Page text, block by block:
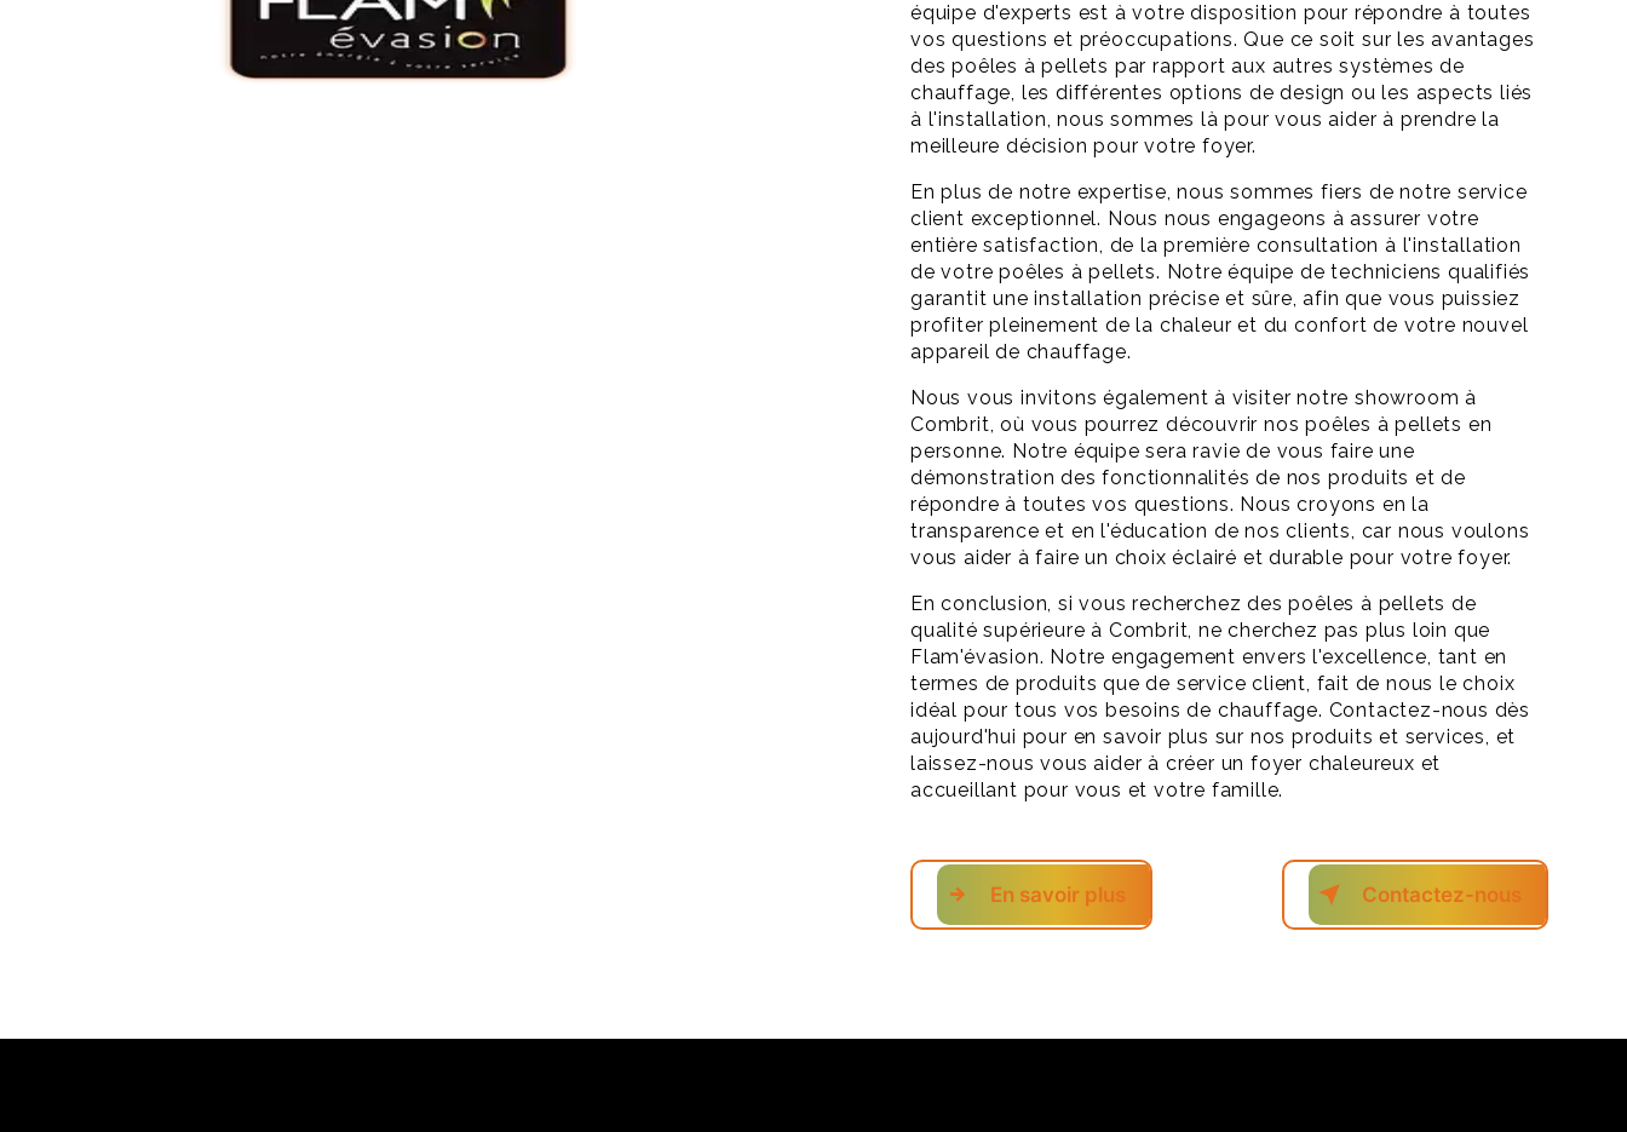
équipe d'experts est à votre disposition pour répondre à toutes
vos questions et préoccupations. Que ce soit sur les avantages
des poêles à pellets par rapport aux autres systèmes de
chauffage, les différentes options de design ou les aspects liés
à l'installation, nous sommes là pour vous aider à prendre la
meilleure décision pour votre foyer.
En plus de notre expertise, nous sommes fiers de notre service
client exceptionnel. Nous nous engageons à assurer votre
entière satisfaction, de la première consultation à l'installation
de votre poêles à pellets. Notre équipe de techniciens qualifiés
garantit une installation précise et sûre, afin que vous puissiez
profiter pleinement de la chaleur et du confort de votre nouvel
appareil de chauffage.
Nous vous invitons également à visiter notre showroom à
Combrit, où vous pourrez découvrir nos poêles à pellets en
personne. Notre équipe sera ravie de vous faire une
démonstration des fonctionnalités de nos produits et de
répondre à toutes vos questions. Nous croyons en la
transparence et en l'éducation de nos clients, car nous voulons
vous aider à faire un choix éclairé et durable pour votre foyer.
En conclusion, si vous recherchez des poêles à pellets de
qualité supérieure à Combrit, ne cherchez pas plus loin que
Flam'évasion. Notre engagement envers l'excellence, tant en
termes de produits que de service client, fait de nous le choix
idéal pour tous vos besoins de chauffage. Contactez-nous dès
aujourd'hui pour en savoir plus sur nos produits et services, et
laissez-nous vous aider à créer un foyer chaleureux et
accueillant pour vous et votre famille.
En savoir plus Contactez-nous